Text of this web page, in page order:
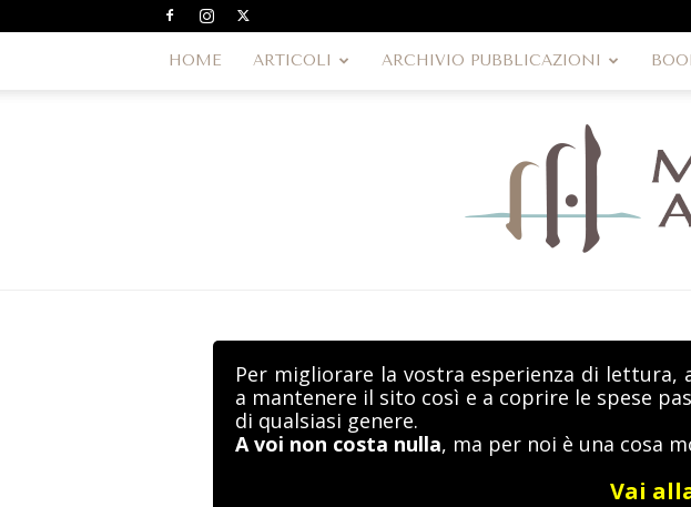
HOME ARTICOLI ARCHIVIO PUBBLICAZIONI
Per migliorare la vostra esperienza di
a mantenere il sito così e a coprire le spese
di qualsiasi genere.
A voi non costa nulla, ma per noi è una cosa
Vai